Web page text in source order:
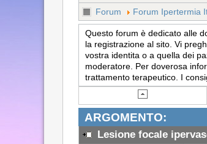
Forum
Forum Ipertermia
Questo forum è dedicato alle
la registrazione al sito. Vi
vostra identita o a quella dei
moderatore. Per doverosa
trattamento terapeutico. I
ARGOMENTO:
Lesione focale